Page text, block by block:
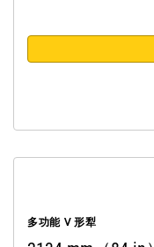
多功能 V 形犁